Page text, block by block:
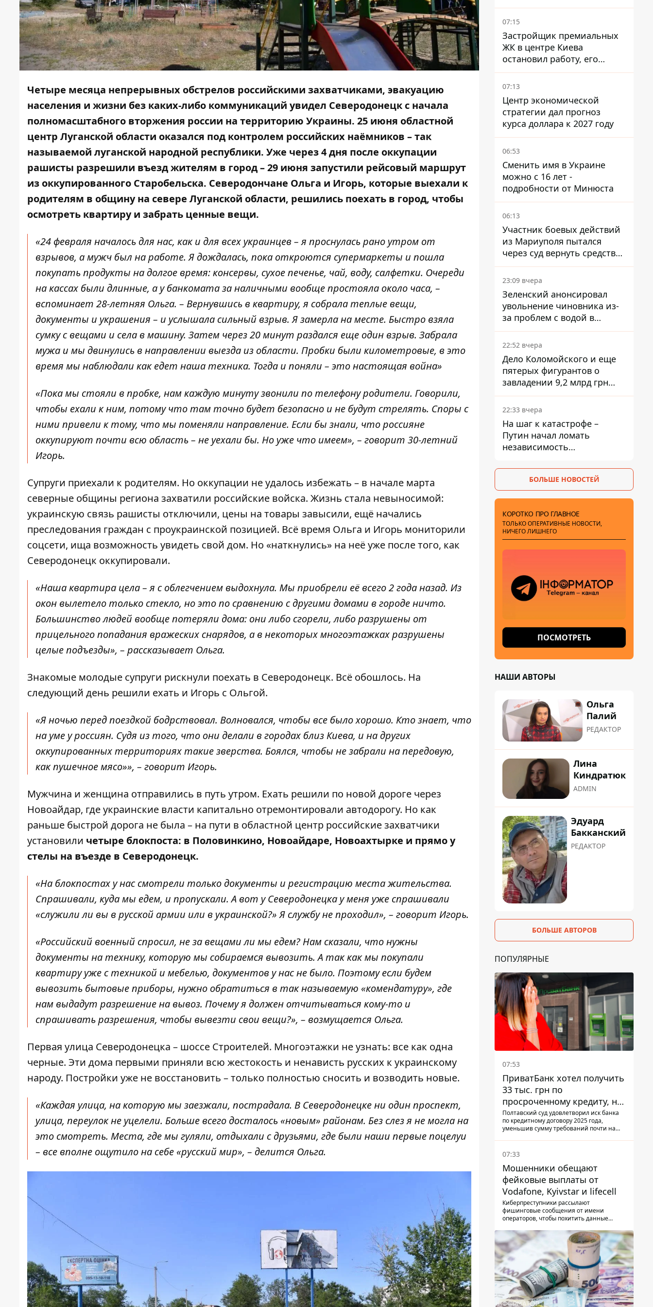
Четыре месяца непрерывных обстрелов российскими захватчиками, эвакуацию
населения и жизни без каких-либо коммуникаций увидел Северодонецк с начала
полномасштабного вторжения россии на территорию Украины. 25 июня областной
центр Луганской области оказался под контролем российских наёмников – так
называемой луганской народной республики. Уже через 4 дня после оккупации
рашисты разрешили въезд жителям в город – 29 июня запустили рейсовый маршрут
из оккупированного Старобельска. Северодончане Ольга и Игорь, которые выехали к
родителям в общину на севере Луганской области, решились поехать в город, чтобы
осмотреть квартиру и забрать ценные вещи.
«24 февраля началось для нас, как и для всех украинцев – я проснулась рано утром от
взрывов, а мужч был на работе. Я дождалась, пока откроются супермаркеты и пошла
покупать продукты на долгое время: консервы, сухое печенье, чай, воду, салфетки. Очереди
на кассах были длинные, а у банкомата за наличными вообще простояла около часа, –
вспоминает 28-летняя Ольга. – Вернувшись в квартиру, я собрала теплые вещи,
документы и украшения – и услышала сильный взрыв. Я замерла на месте. Быстро взяла
сумку с вещами и села в машину. Затем через 20 минут раздался еще один взрыв. Забрала
мужа и мы двинулись в направлении выезда из области. Пробки были километровые, в это
время мы наблюдали как едет наша техника. Тогда и поняли – это настоящая война»
«Пока мы стояли в пробке, нам каждую минуту звонили по телефону родители. Говорили,
чтобы ехали к ним, потому что там точно будет безопасно и не будут стрелять. Споры с
ними привели к тому, что мы поменяли направление. Если бы знали, что россияне
оккупируют почти всю область – не уехали бы. Но уже что имеем», – говорит 30-летний
Игорь.
Супруги приехали к родителям. Но оккупации не удалось избежать – в начале марта
северные общины региона захватили российские войска. Жизнь стала невыносимой:
украинскую связь рашисты отключили, цены на товары завысили, ещё начались
преследования граждан с проукраинской позицией. Всё время Ольга и Игорь мониторили
соцсети, ища возможность увидеть свой дом. Но «наткнулись» на неё уже после того, как
Северодонецк оккупировали.
«Наша квартира цела – я с облегчением выдохнула. Мы приобрели её всего 2 года назад. Из
окон вылетело только стекло, но это по сравнению с другими домами в городе ничто.
Большинство людей вообще потеряли дома: они либо сгорели, либо разрушены от
прицельного попадания вражеских снарядов, а в некоторых многоэтажках разрушены
целые подъезды», – рассказывает Ольга.
Знакомые молодые супруги рискнули поехать в Северодонецк. Всё обошлось. На
следующий день решили ехать и Игорь с Ольгой.
«Я ночью перед поездкой бодрствовал. Волновался, чтобы все было хорошо. Кто знает, что
на уме у россиян. Судя из того, что они делали в городах близ Киева, и на других
оккупированных территориях такие зверства. Боялся, чтобы не забрали на передовую,
как пушечное мясо»», – говорит Игорь.
Мужчина и женщина отправились в путь утром. Ехать решили по новой дороге через
Новоайдар, где украинские власти капитально отремонтировали автодорогу. Но как
раньше быстрой дорога не была – на пути в областной центр российские захватчики
установили четыре блокпоста: в Половинкино, Новоайдаре, Новоахтырке и прямо у
стелы на въезде в Северодонецк.
«На блокпостах у нас смотрели только документы и регистрацию места жительства.
Спрашивали, куда мы едем, и пропускали. А вот у Северодонецка у меня уже спрашивали
«служили ли вы в русской армии или в украинской?» Я службу не проходил», – говорит Игорь.
«Российский военный спросил, не за вещами ли мы едем? Нам сказали, что нужны
документы на технику, которую мы собираемся вывозить. А так как мы покупали
квартиру уже с техникой и мебелью, документов у нас не было. Поэтому если будем
вывозить бытовые приборы, нужно обратиться в так называемую «комендатуру», где
нам выдадут разрешение на вывоз. Почему я должен отчитываться кому-то и
спрашивать разрешения, чтобы вывезти свои вещи?», – возмущается Ольга.
Первая улица Северодонецка – шоссе Строителей. Многоэтажки не узнать: все как одна
черные. Эти дома первыми приняли всю жестокость и ненависть русских к украинскому
народу. Постройки уже не восстановить – только полностью сносить и возводить новые.
«Каждая улица, на которую мы заезжали, пострадала. В Северодонецке ни один проспект,
улица, переулок не уцелели. Больше всего досталось «новым» районам. Без слез я не могла на
это смотреть. Места, где мы гуляли, отдыхали с друзьями, где были наши первые поцелуи
– все вполне ощутило на себе «русский мир», – делится Ольга.
Феодосии пожар
07:15
Застройщик премиальных
ЖК в центре Киева
остановил работу, его
руководители сбежали из
Украины - Bihus.info
07:13
Центр экономической
стратегии дал прогноз
курса доллара к 2027 году
06:53
Сменить имя в Украине
можно с 16 лет -
подробности от Минюста
06:13
Участник боевых действий
из Мариуполя пытался
через суд вернуть средства
субсидии со счета в
Ощадбанке – каким было
решение
23:09 вчера
Зеленский анонсировал
увольнение чиновника из-
за проблем с водой в
Марганце
22:52 вчера
Дело Коломойского и еще
пятерых фигурантов о
завладении 9,2 млрд грн
ПриватБанка направили в
суд
22:33 вчера
На шаг к катастрофе –
Путин начал ломать
независимость
заставив снизить базовую
ставкуБОЛЬШЕ НОВОСТЕЙ
КОРОТКО ПРО ГЛАВНОЕ
ТОЛЬКО ОПЕРАТИВНЫЕ НОВОСТИ,
НИЧЕГО ЛИШНЕГО
ПОСМОТРЕТЬ
НАШИ АВТОРЫ
Ольга
Палий
РЕДАКТОР
Лина
Киндратюк
ADMIN
Эдуард
Бакканский
РЕДАКТОР
БОЛЬШЕ АВТОРОВ
ПОПУЛЯРНЫЕ
07:53
ПриватБанк хотел получить
33 тыс. грн по
просроченному кредиту, но
суд взыскал с должницы
только 22 тыс. грн
Полтавский суд удовлетворил иск банка
по кредитному договору 2025 года,
уменьшив сумму требований почти на
07:33
Мошенники обещают
фейковые выплаты от
Vodafone, Kyivstar и lifecell
Киберпреступники рассылают
фишинговые сообщения от имени
операторов, чтобы похитить данные